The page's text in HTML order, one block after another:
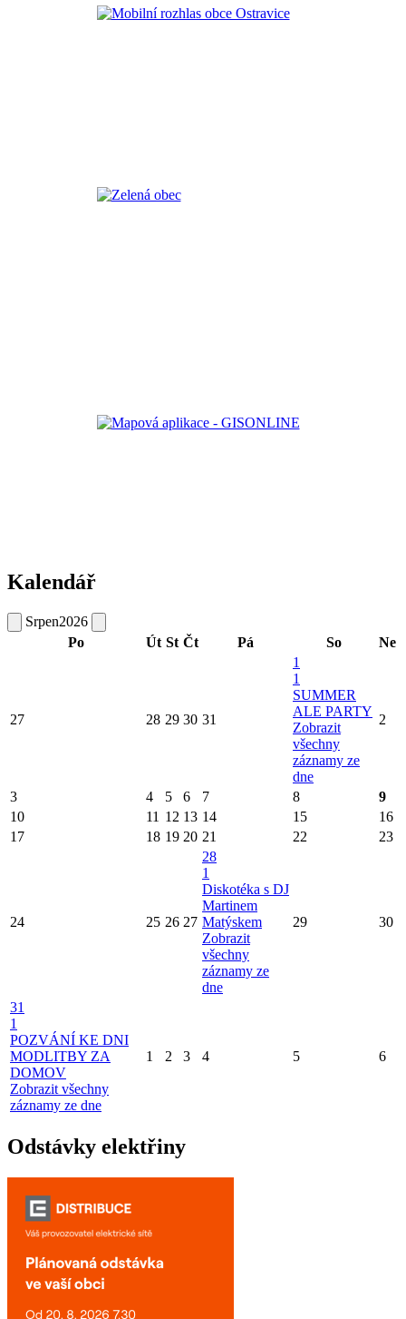
Kalendář
Srpen2026
Po
Út St Čt Pá So Ne
27 28 29 30 31
1
1
SUMMER
ALE PARTY
Zobrazit
všechny
záznamy ze
dne
2
3 4 5 6 7 8
9
10
11 12 13 14 15
16
17
18 19 20 21 22 23
24 25 26 27
28
1
Diskotéka s DJ
Martinem
Matýskem
Zobrazit
všechny
záznamy ze
dne
29 30
31
1
POZVÁNÍ KE DNI
MODLITBY ZA
DOMOV
Zobrazit všechny
záznamy ze dne
1 2 3 4 5 6
Odstávky elektřiny